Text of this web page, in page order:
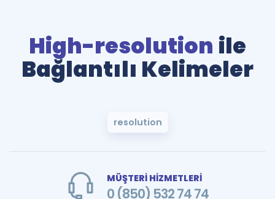
High-resolution ile
Bağlantılı Kelimeler
resolution
MÜŞTERİ HİZMETLERİ
0 (850) 532 74 74